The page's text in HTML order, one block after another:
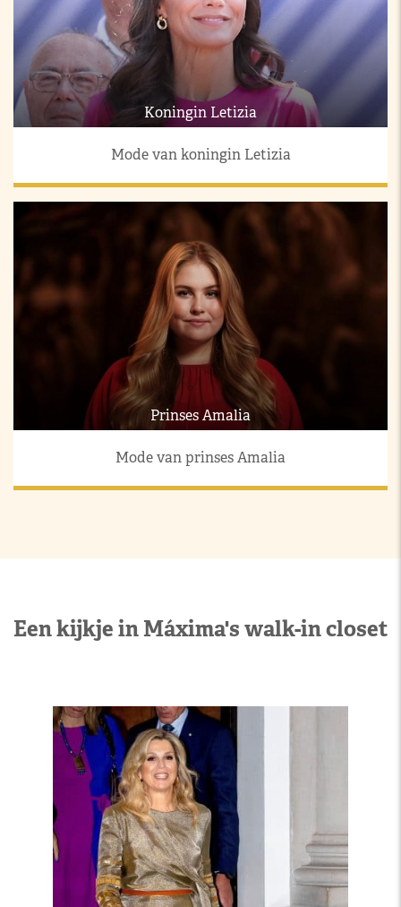
Koningin Letizia
Mode van koningin Letizia
Prinses Amalia
Mode van prinses Amalia
Een kijkje in Máxima's walk-in closet